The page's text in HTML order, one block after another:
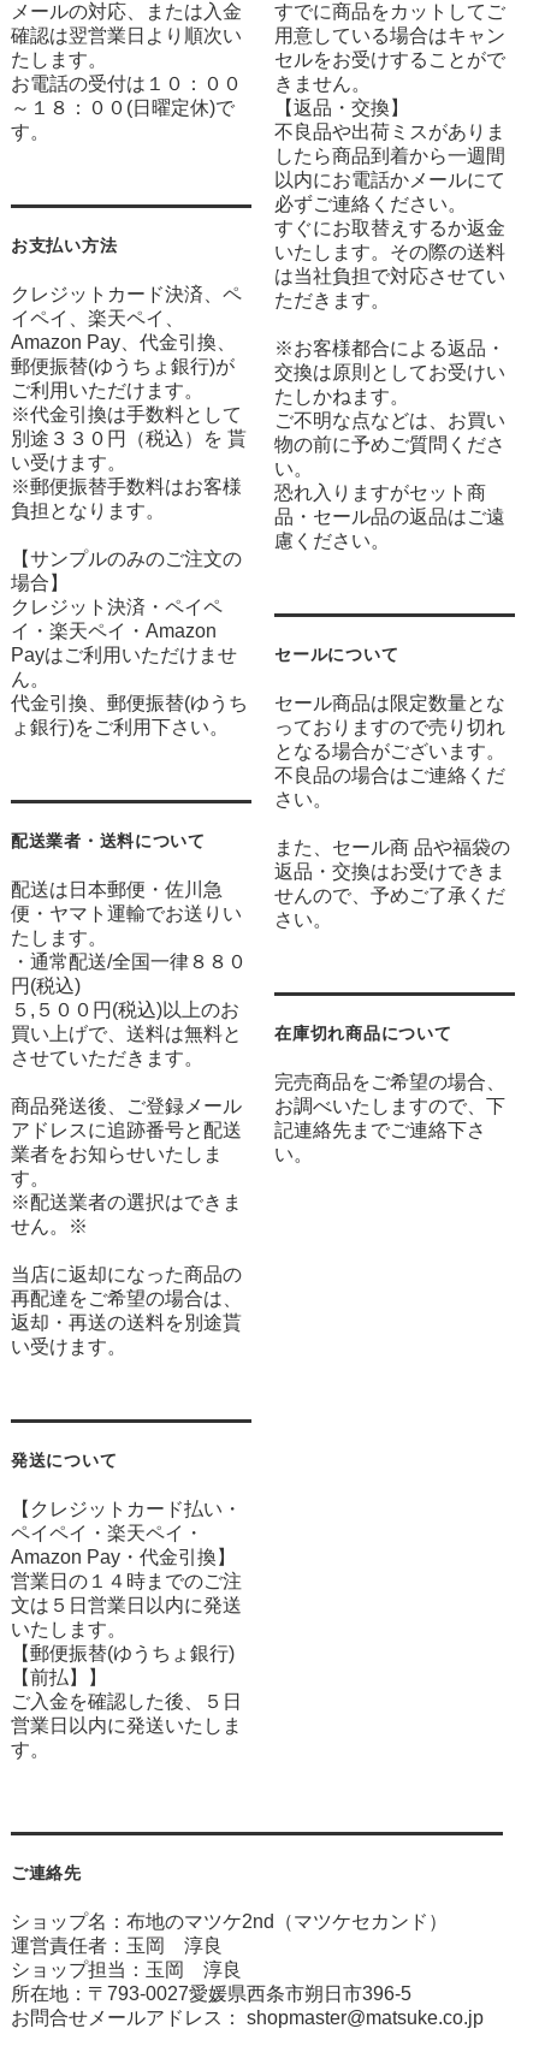
メールの対応、または入金
確認は翌営業日より順次い
たします。
お電話の受付は１０：００
～１８：００(日曜定休)で
す。
お支払い方法
クレジットカード決済、ペ
イペイ、楽天ペイ、
Amazon Pay、代金引換、
郵便振替(ゆうちょ銀行)が
ご利用いただけます。
※代金引換は手数料として
別途３３０円（税込）を 貰
い受けます。
※郵便振替手数料はお客様
負担となります。
【サンプルのみのご注文の
場合】
クレジット決済・ペイペ
イ・楽天ペイ・Amazon
Payはご利用いただけませ
ん。
代金引換、郵便振替(ゆうち
ょ銀行)をご利用下さい。
配送業者・送料について
配送は日本郵便・佐川急
便・ヤマト運輸でお送りい
たします。
・通常配送/全国一律８８０
円(税込)
５,５００円(税込)以上のお
買い上げで、送料は無料と
させていただきます。
商品発送後、ご登録メール
アドレスに追跡番号と配送
業者をお知らせいたしま
す。
※配送業者の選択はできま
せん。※
当店に返却になった商品の
再配達をご希望の場合は、
返却・再送の送料を別途貰
い受けます。
発送について
【クレジットカード払い・
ペイペイ・楽天ペイ・
Amazon Pay・ 代金引換】
営業日の１４時までのご注
文は５日営業日以内に発送
いたします。
【郵便振替(ゆうちょ銀行)
【前払】】
ご入金を確認した後、５日
営業日以内に発送いたしま
す。
すでに商品をカットしてご
用意している場合はキャン
セルをお受けすることがで
きません。
【返品・交換】
不良品や出荷ミスがありま
したら商品到着から一週間
以内にお電話かメールにて
必ずご連絡ください。
すぐにお取替えするか返金
いたします。その際の送料
は当社負担で対応させてい
ただきます。
※お客様都合による返品・
交換は原則としてお受けい
たしかねます。
ご不明な点などは、お買い
物の前に予めご質問くださ
い。
恐れ入りますがセット商
品・セール品の返品はご遠
慮ください。
セールについて
セール商品は限定数量とな
っておりますので売り切れ
となる場合がございます。
不良品の場合はご連絡くだ
さい。
また、セール商 品や福袋の
返品・交換はお受けできま
せんので、予めご了承くだ
さい。
在庫切れ商品について
完売商品をご希望の場合、
お調べいたしますので、下
記連絡先までご連絡下さ
い。
ご連絡先
ショップ名：布地のマツケ2nd（マツケセカンド）
運営責任者：玉岡 淳良
ショップ担当：玉岡 淳良
所在地：〒793-0027愛媛県西条市朔日市396-5
お問合せメールアドレス： shopmaster@matsuke.co.jp